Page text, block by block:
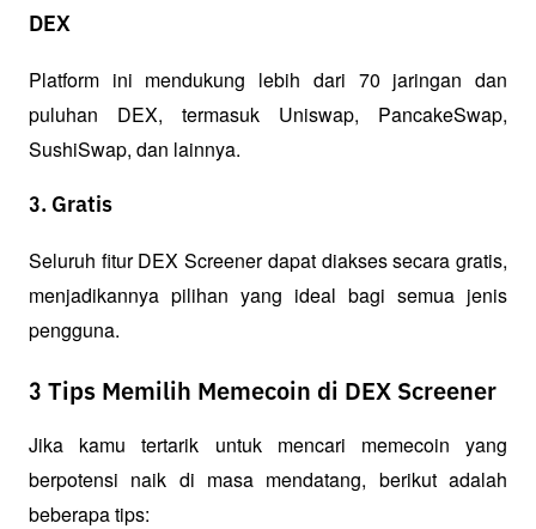
DEX
Platform ini mendukung lebih dari 70 jaringan dan
puluhan DEX, termasuk Uniswap, PancakeSwap,
SushiSwap, dan lainnya.
3. Gratis
Seluruh fitur DEX Screener dapat diakses secara gratis,
menjadikannya pilihan yang ideal bagi semua jenis
pengguna.
3 Tips Memilih Memecoin di DEX Screener
Jika kamu tertarik untuk mencari memecoin yang
berpotensi naik di masa mendatang, berikut adalah
beberapa tips: